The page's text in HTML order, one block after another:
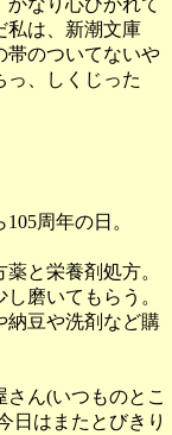
かなり心ひかれて
私は、新潮文庫
帯のついてないや
っ、しくじった
周年の日。
と栄養剤処方。
磨いてもらう。
納豆や洗剤など購
ん(いつものとこ
日はまたとびきり